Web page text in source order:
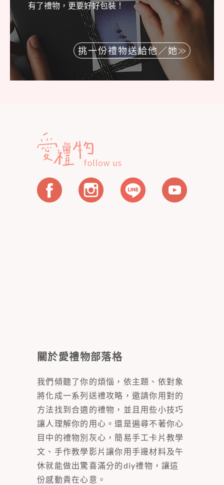
有了禮物，更要好好包裝！
挑一份禮物送給他／她
關於愛禮物部落格
我們傾聽了你的煩惱，依主題、依對象
將化成一系列送禮攻略，邀請你用對的
方法找到合適的禮物，並且用些小技巧
讓人理解你的用心。還是遍尋不著你心
目中的禮物別灰心，簡易手工卡片教學
文、手作教學影片讓你用手邊材料及午
休就能做出驚喜滿分的diy禮物，讓這
份感動貴在心意。